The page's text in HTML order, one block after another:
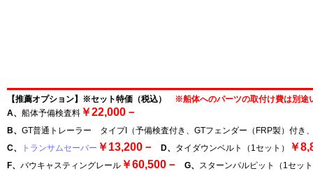
【推薦オプション】※セット特価（税込） ※船体へのパーツの取付け費は別途
A、 船体予備検査料 ￥22,000－
B、 GT普通トレーラー タイプI（予備検査付き、GTフェンダー（FRP製）付き
C、
トランサムセーバー ￥13,200－ D、 タイダウンベルト（1セット） ￥
F、 バウキャスティングレール ￥60,500－ G、
スターンパルピット（1セッ